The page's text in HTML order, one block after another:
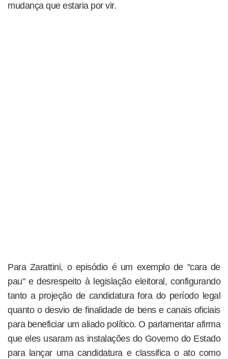
mudança que estaria por vir.
Para Zarattini, o episódio é um exemplo de "cara de
pau" e desrespeito à legislação eleitoral, configurando
tanto a projeção de candidatura fora do período legal
quanto o desvio de finalidade de bens e canais oficiais
para beneficiar um aliado político. O parlamentar afirma
que eles usaram as instalações do Governo do Estado
para lançar uma candidatura e classifica o ato como